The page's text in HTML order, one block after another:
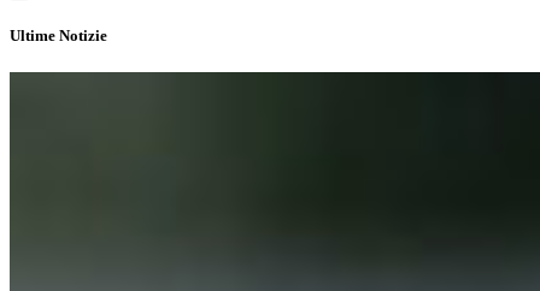
Ultime Notizie